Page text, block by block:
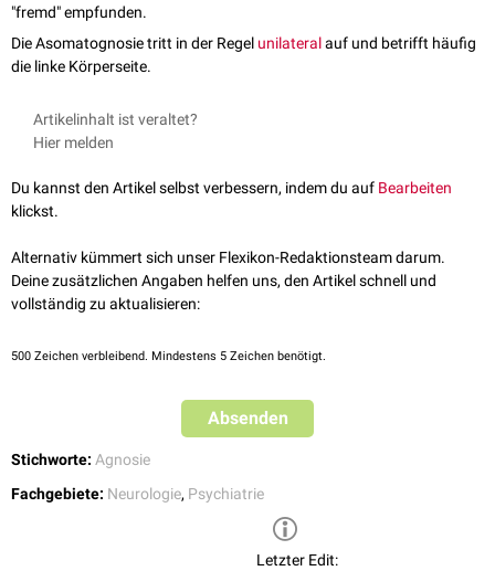
"fremd" empfunden.
Die Asomatognosie tritt in der Regel unilateralauf und betrifft häufig
die linke Körperseite.
Artikelinhalt ist veraltet?
Hier melden
Du kannst den Artikel selbst verbessern, indem du auf Bearbeiten
klickst.
Alternativ kümmert sich unser Flexikon-Redaktionsteam darum.
Deine zusätzlichen Angaben helfen uns, den Artikel schnell und
vollständig zu aktualisieren:
500 Zeichen verbleibend. Mindestens 5 Zeichen benötigt.
Absenden
Stichworte: Agnosie
Fachgebiete: Neurologie, Psychiatrie
Letzter Edit: